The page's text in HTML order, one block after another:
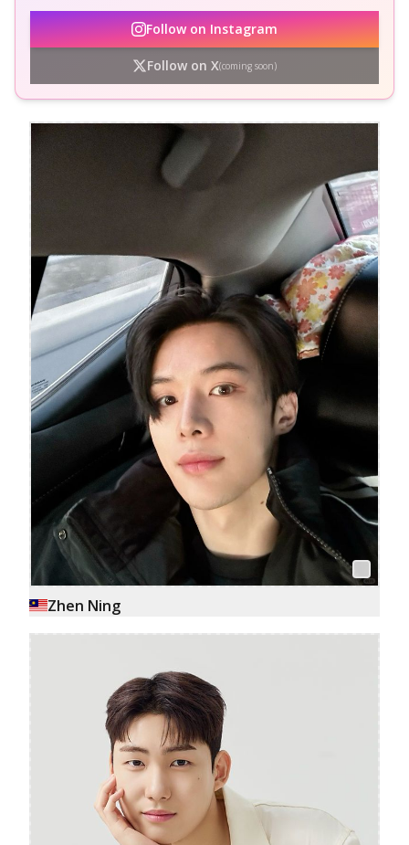
Follow on Instagram
Follow on X(coming soon)
Zhen Ning